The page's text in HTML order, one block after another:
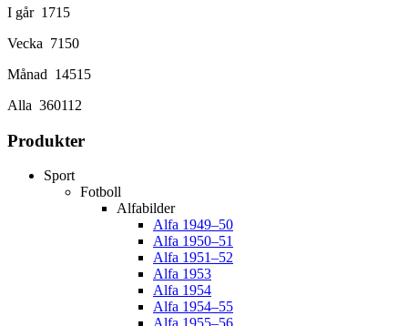
I går 1715
Vecka 7150
Månad 14515
Alla 360112
Produkter
Sport
Fotboll
Alfabilder
Alfa 1949–50
Alfa 1950–51
Alfa 1951–52
Alfa 1953
Alfa 1954
Alfa 1954–55